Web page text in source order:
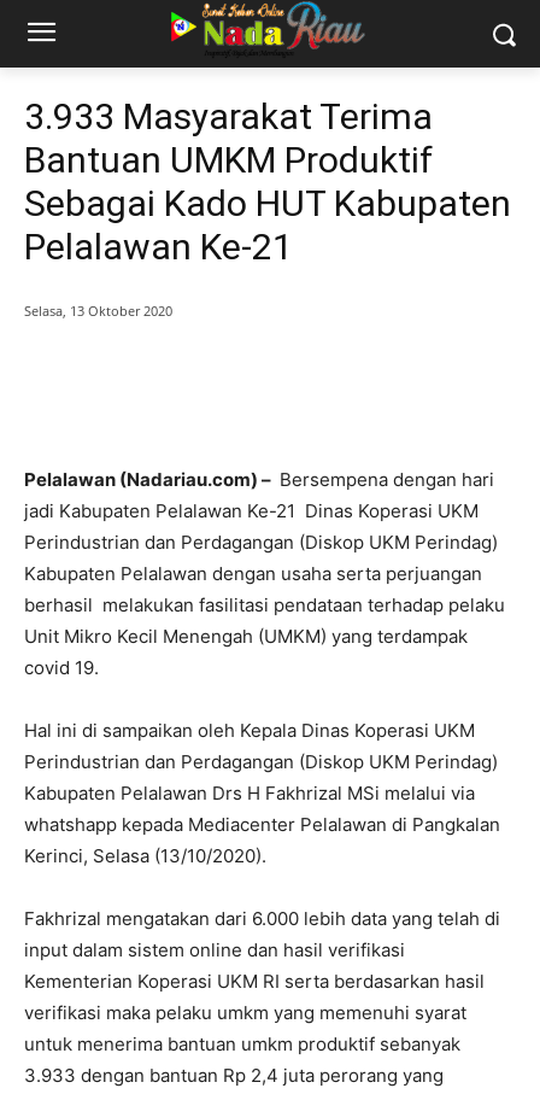
3.933 Masyarakat Terima
Bantuan UMKM Produktif
Sebagai Kado HUT Kabupaten
Pelalawan Ke-21
Selasa, 13 Oktober 2020
Pelalawan (Nadariau.com) – Bersempena dengan hari
jadi Kabupaten Pelalawan Ke-21 Dinas Koperasi UKM
Perindustrian dan Perdagangan (Diskop UKM Perindag)
Kabupaten Pelalawan dengan usaha serta perjuangan
berhasil melakukan fasilitasi pendataan terhadap pelaku
Unit Mikro Kecil Menengah (UMKM) yang terdampak
covid 19.
Hal ini di sampaikan oleh Kepala Dinas Koperasi UKM
Perindustrian dan Perdagangan (Diskop UKM Perindag)
Kabupaten Pelalawan Drs H Fakhrizal MSi melalui via
whatshapp kepada Mediacenter Pelalawan di Pangkalan
Kerinci, Selasa (13/10/2020).
Fakhrizal mengatakan dari 6.000 lebih data yang telah di
input dalam sistem online dan hasil verifikasi
Kementerian Koperasi UKM RI serta berdasarkan hasil
verifikasi maka pelaku umkm yang memenuhi syarat
untuk menerima bantuan umkm produktif sebanyak
3.933 dengan bantuan Rp 2,4 juta perorang yang